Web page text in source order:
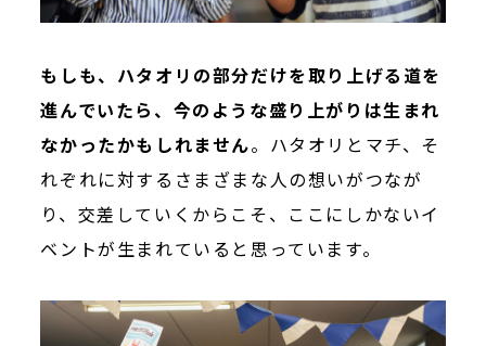
もしも、ハタオリの部分だけを取り上げる道を
進んでいたら、今のような盛り上がりは生まれ
なかったかもしれません。ハタオリとマチ、そ
れぞれに対するさまざまな人の想いがつなが
り、交差していくからこそ、ここにしかないイ
ベントが生まれていると思っています。